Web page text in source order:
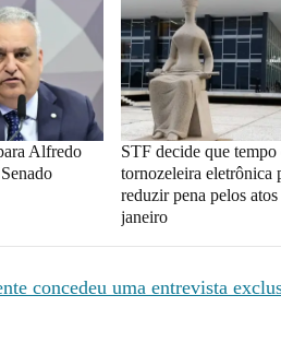
Alfredo
STF decide que tempo
tornozeleira eletrônica
reduzir pena pelos
janeiro
concedeu uma entrevista